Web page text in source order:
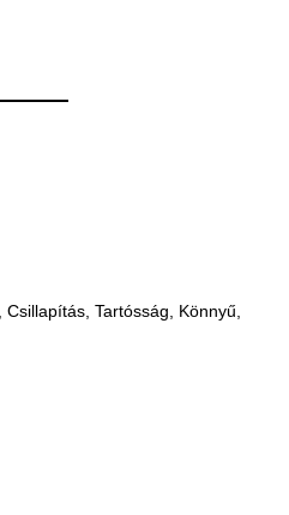
Tartósság, Könnyű,